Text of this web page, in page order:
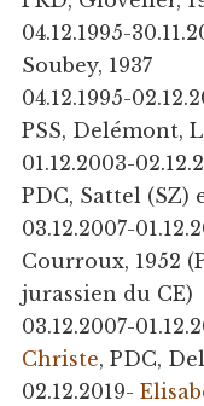
04.12.1995-
Soubey, 1937
04.12.1995-
PSS, Delémont,
01.12.2003-
PDC, Sattel (SZ)
03.12.2007-
Courroux, 1952
jurassien du CE)
03.12.2007-
Christe, PDC,
02.12.2019-